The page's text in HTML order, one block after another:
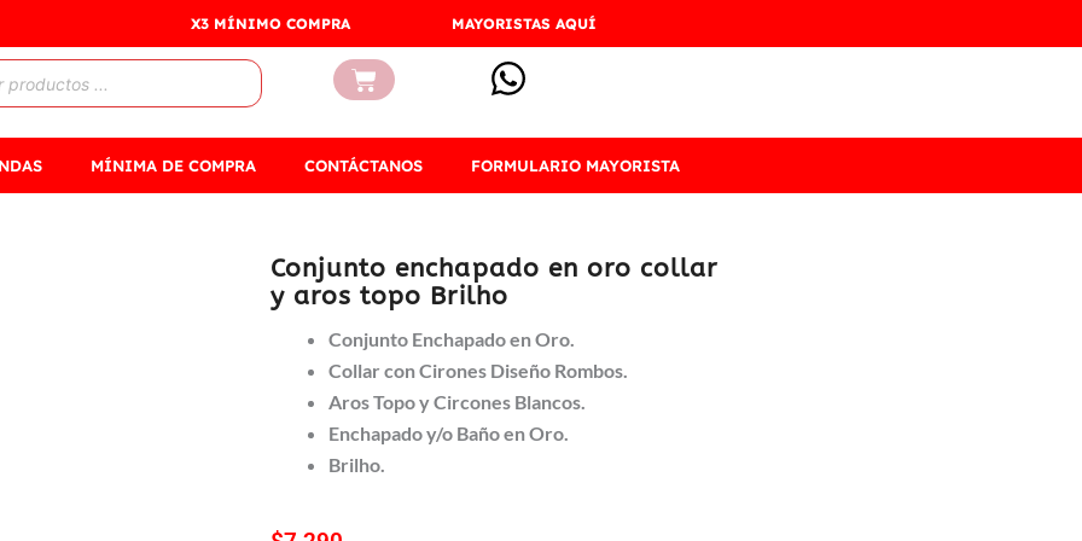
X3 MÍNIMO COMPRA MAYORISTAS AQUÍ
Carrito
MÍNIMA DE COMPRA CONTÁCTANOS FORMULARIO MAYORISTA
Conjunto enchapado en oro collar
y aros topo Brilho
Conjunto Enchapado en Oro.
Collar con Cirones Diseño Rombos.
Aros Topo y Circones Blancos.
Enchapado y/o Baño en Oro.
Brilho.